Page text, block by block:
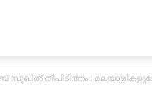
സൂഖിൽ തീപിടിത്തം :